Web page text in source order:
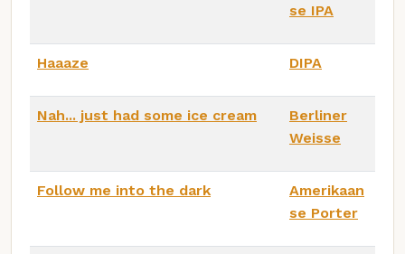
se IPA
Haaaze DIPA
Nah... just had some ice cream
Berliner
Weisse
Follow me into the dark
Amerikaan
se Porter